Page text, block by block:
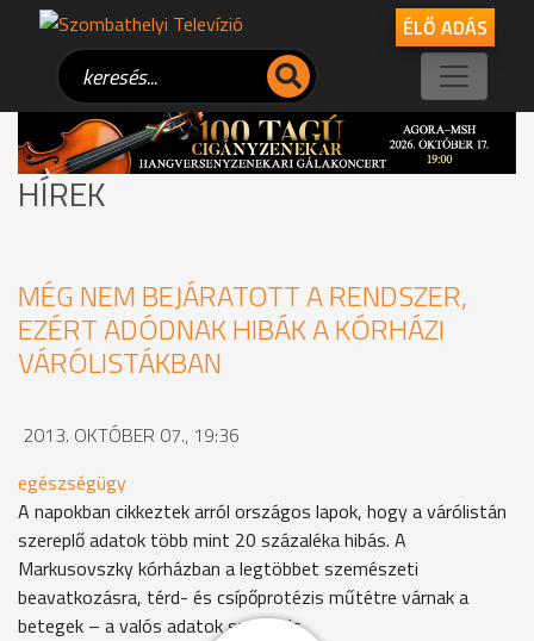
ÉLŐ ADÁS
HÍREK
MÉG NEM BEJÁRATOTT A RENDSZER,
EZÉRT ADÓDNAK HIBÁK A KÓRHÁZI
VÁRÓLISTÁKBAN
2013. OKTÓBER 07., 19:36
egészségügy
A napokban cikkeztek arról országos lapok, hogy a várólistán
szereplő adatok több mint 20 százaléka hibás. A
Markusovszky kórházban a legtöbbet szemészeti
beavatkozásra, térd- és csípőprotézis műtétre várnak a
betegek – a valós adatok szerint is.